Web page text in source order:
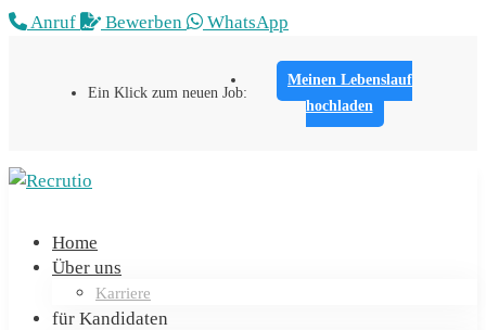
Anruf Bewerben WhatsApp
Ein Klick zum neuen Job:
Meinen Lebenslauf
hochladen
Home
Über uns
Karriere
für Kandidaten